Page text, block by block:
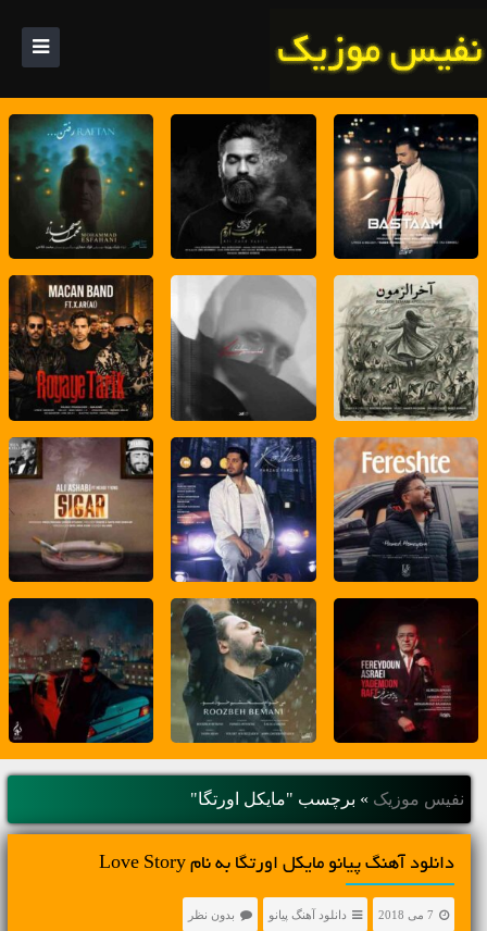
نفیس موزیک » برچسب "مایکل اورتگا"
دانلود آهنگ پیانو مایکل اورتگا به نام Love Story
7 می 2018 دانلود آهنگ پیانو بدون نظر